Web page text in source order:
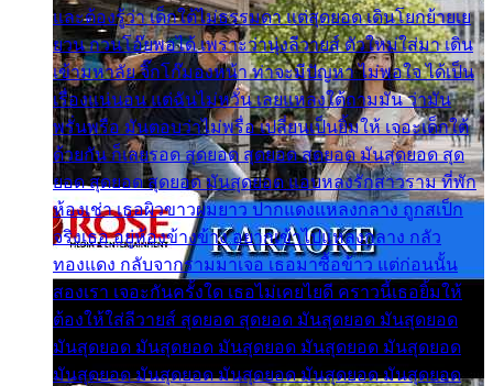
และต้องรู้ว่า เด็กใต้ไม่ธรรมดา แต่สุดยอด เดินโยกย้ายเย
ยวน กวนโอ๊ยพอได้ เพราะว่านุ่งลีวายส์ ตัวใหม่ใส่มา เดิน
เข้ามหาลัย จิ๊กโก๊มองหน้า ท่าจะมีปัญหา ไม่พอใจ ได้เป็น
เรื่องแน่นอน แต่ฉันไม่หวั่น เลยแหลงใต้ถามมัน ว่ามัน
พรั่นพรือ มันตอบว่าไม่พรื่อ เปลี่ยนเป็นยิ้มให้ เจอะเด็กใต้
ด้วยกัน ก็เลยรอด สุดยอด สุดยอด สุดยอด มันสุดยอด สุด
ยอด สุดยอด สุดยอด มันสุดยอด แอบหลงรักสาวราม ที่พัก
ห้องเช่า เธอผิวขาวผมยาว ปากแดงแหลงกลาง ถูกสเป็ก
จริงเธอ อยู่ห้องข้างข้าง อยากเข้าไปแหลงกลาง กลัว
ทองแดง กลับจากรามมาเจอ เธอมาซื้อข้าว แต่ก่อนนั้น
สองเรา เจอะกันครั้งใด เธอไม่เคยไยดี คราวนี้เธอยิ้มให้
ต้องให้ใส่ลีวายส์ สุดยอด สุดยอด มันสุดยอด มันสุดยอด
มันสุดยอด มันสุดยอด มันสุดยอด มันสุดยอด มันสุดยอด
มันสุดยอด มันสุดยอด มันสุดยอด มันสุดยอด มันสุดยอด